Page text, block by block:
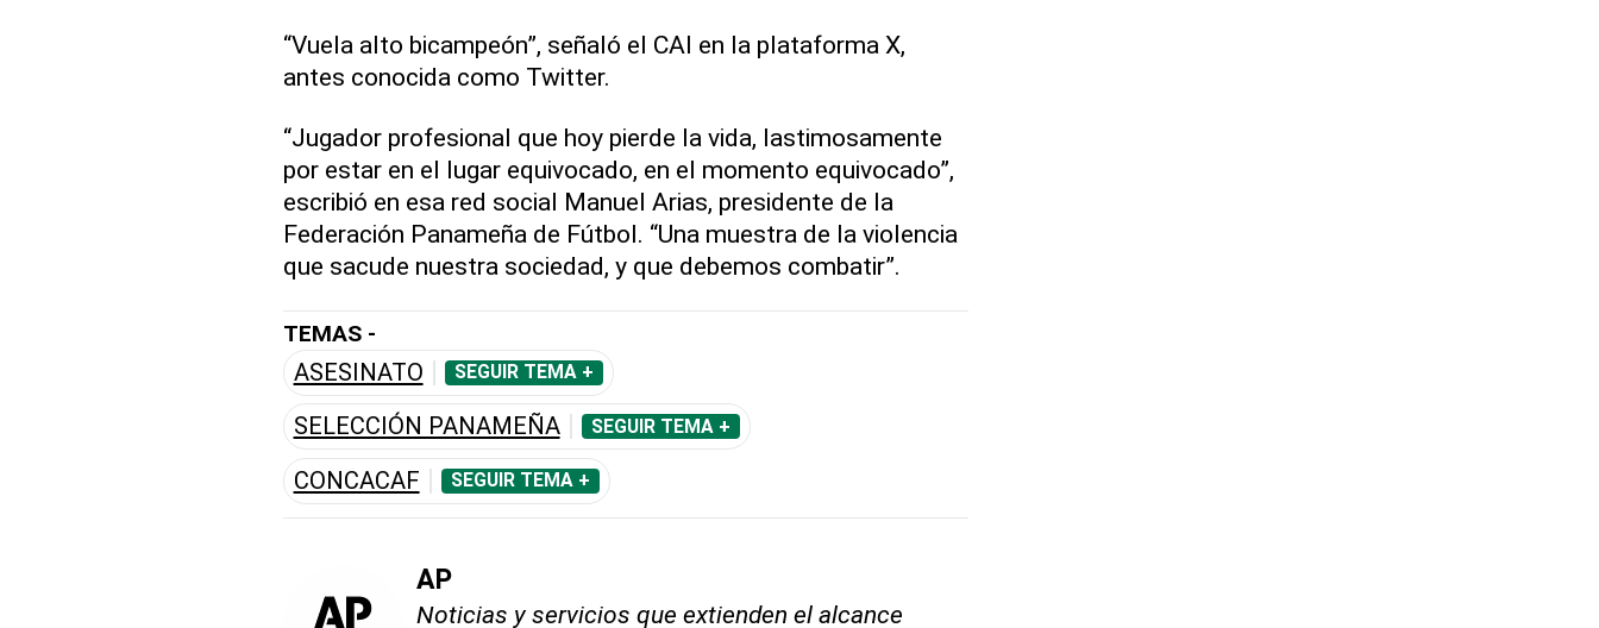
“Vuela alto bicampeón”, señaló el CAI en la plataforma X,
antes conocida como Twitter.
“Jugador profesional que hoy pierde la vida, lastimosamente
por estar en el lugar equivocado, en el momento equivocado”,
escribió en esa red social Manuel Arias, presidente de la
Federación Panameña de Fútbol. “Una muestra de la violencia
que sacude nuestra sociedad, y que debemos combatir”.
TEMAS -
ASESINATO SEGUIR TEMA +
SELECCIÓN PANAMEÑA SEGUIR TEMA +
CONCACAF SEGUIR TEMA +
AP
Noticias y servicios que extienden el alcance